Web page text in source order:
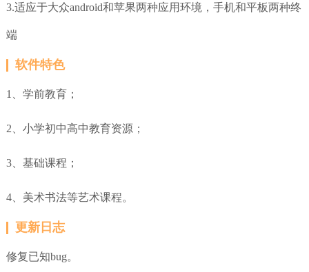
3.适应于大众android和苹果两种应用环境，手机和平板两种终
端
软件特色
1、学前教育；
2、小学初中高中教育资源；
3、基础课程 ；
4、美术书法等艺术课程。
更新日志
修复已知bug。